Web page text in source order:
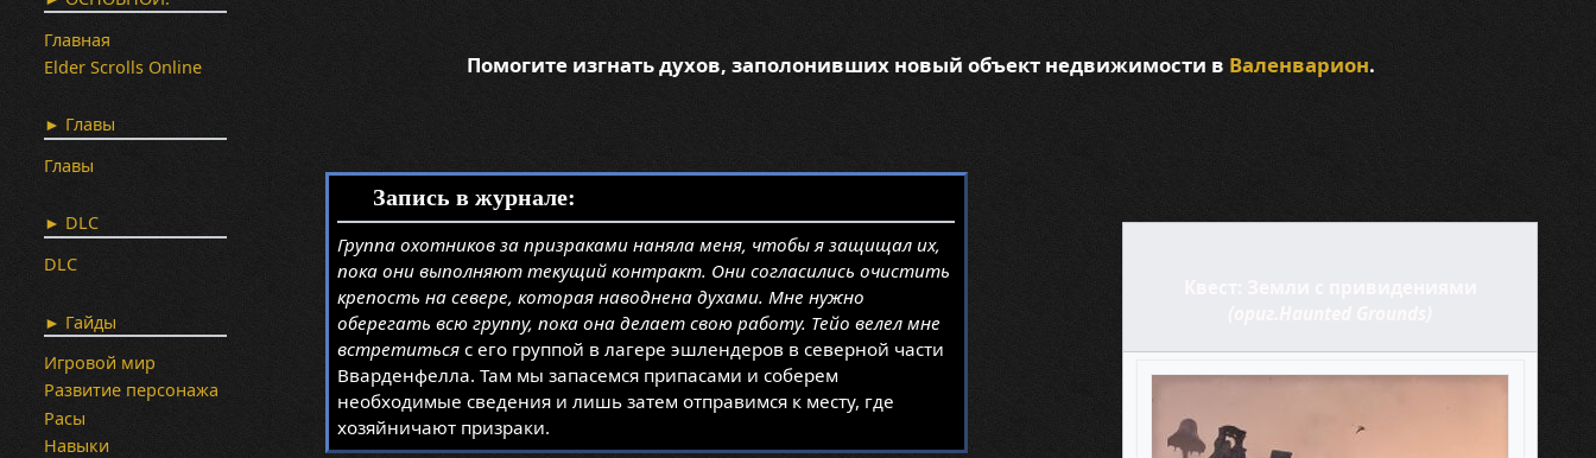
Помогите изгнать духов, заполонивших новый объект недвижимости в Валенварион.
Запись в журнале:
Группа охотников за призраками наняла меня, чтобы я защищал их,
пока они выполняют текущий контракт. Они согласились очистить
крепость на севере, которая наводнена духами. Мне нужно
оберегать всю группу, пока она делает свою работу. Тейо велел мне
встретиться с его группой в лагере эшлендеров в северной части
Вварденфелла. Там мы запасемся припасами и соберем
необходимые сведения и лишь затем отправимся к месту, где
хозяйничают призраки.
Главная
Elder Scrolls Online
► Главы
Главы
► DLC
DLC
► Гайды
Игровой мир
Развитие персонажа
Расы
Навыки